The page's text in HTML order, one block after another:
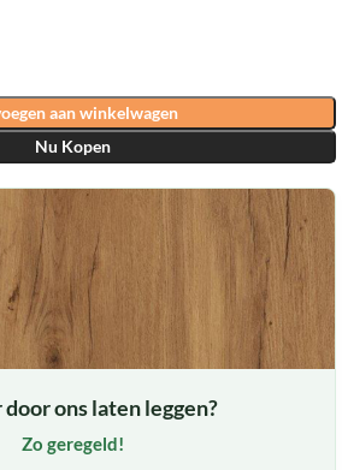
aan winkelwagen
Nu Kopen
ons laten leggen?
Zo geregeld!